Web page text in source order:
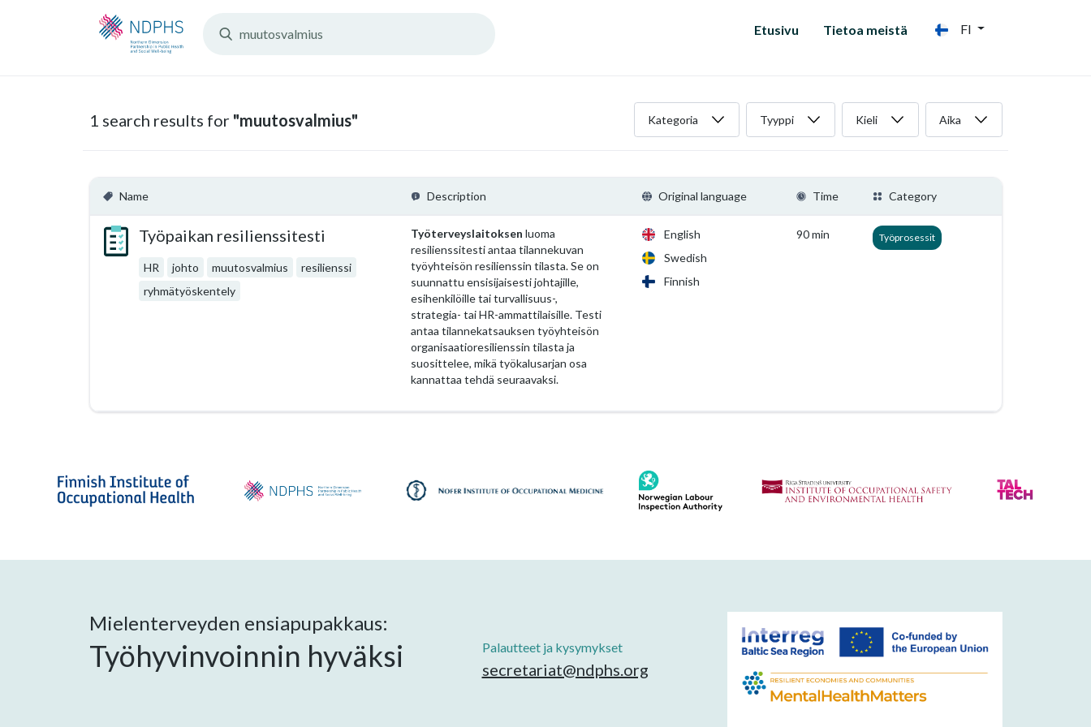
Search
Etusivu Tietoa meistä FI
1 search results for "muutosvalmius" Kategoria Tyyppi Kieli Aika
Name Description Original language Time Category
Työpaikan resilienssitesti
HR johto muutosvalmius
resilienssi
ryhmätyöskentely
Työterveyslaitoksen luoma
resilienssitesti antaa tilannekuvan
työyhteisön resilienssin tilasta. Se on
suunnattu ensisijaisesti johtajille,
esihenkilöille tai turvallisuus-,
strategia- tai HR-ammattilaisille. Testi
antaa tilannekatsauksen työyhteisön
organisaatioresilienssin tilasta ja
suosittelee, mikä työkalusarjan osa
kannattaa tehdä seuraavaksi.
English
Swedish
Finnish
90 min Työprosessit
Mielenterveyden ensiapupakkaus:
Työhyvinvoinnin hyväksi Palautteet ja kysymykset
secretariat@ndphs.org